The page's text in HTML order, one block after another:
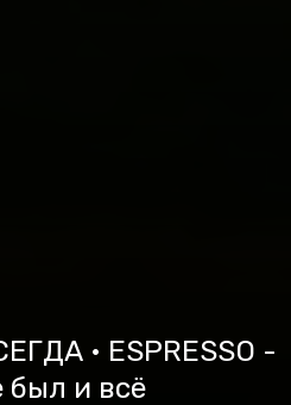
• ESPRESSO -
был и всё